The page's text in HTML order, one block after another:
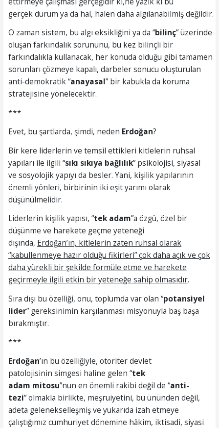
gerçek durum ya da hal, halen daha algılanabilmiş değildir.
O zaman sistem, bu algı eksikliğini ya da “bilinç” üzerinde
oluşan farkındalık sorununu, bu kez bilinçli bir
farkındalıkla kullanacak, her konuda olduğu gibi tamamen
sorunları çözmeye kapalı, darbeler sonucu oluşturulan
anti-demokratik “anayasal” bir kabukla da koruma
stratejisine yönelecektir.
***
Evet, bu şartlarda, şimdi, neden Erdoğan?
Bir kere liderlerin ve temsil ettikleri kitlelerin ruhsal
yapıları ile ilgili “sıkı sıkıya bağlılık” psikolojisi, siyasal
ve sosyolojik yapıyı da besler. Yani, kişilik yapılarının
önemli yönleri, birbirinin iki eşit yarımı olarak
düşünülmelidir.
Liderlerin kişilik yapısı, “tekadam”a özgü, özel bir
düşünme ve harekete geçme yeteneği
dışında, Erdoğan’ın, kitlelerin zaten ruhsal olarak
“kabullenmeye hazır olduğu fikirleri” çok daha açık ve çok
daha yürekli bir şekilde formüle etme ve harekete
geçirmeyle ilgili etkin bir yeteneğe sahip olmasıdır.
Sıra dışı bu özelliği, onu, toplumda var olan “potansiyel
lider” gereksinimin karşılanması misyonuyla baş başa
bırakmıştır.
***
Erdoğan’ın bu özelliğiyle, otoriter devlet
patolojisinin simgesi haline gelen “tek
adam mitosu”nun en önemli rakibi değil de “anti-
tezi” olmakla birlikte, meşruiyetini, bu ününden değil,
adeta gelenekselleşmiş ve yukarıda izah etmeye
çalıştığımız cumhuriyet dönemine hâkim, iktisadi, siyasi